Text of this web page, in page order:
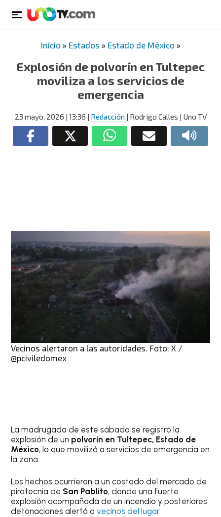
Inicio » Estados » Estado de México »
Explosión de polvorín en Tultepec
moviliza a los servicios de
emergencia
23 mayo, 2026 | 13:36 | Redacción | Rodrigo Calles | Uno TV
Vecinos alertaron a las autoridades. Foto: X /
@pciviledomex
La madrugada de este sábado se registró la
explosión de un polvorín en Tultepec, Estado de
México, lo que movilizó a servicios de emergencia en
la zona.
Los hechos ocurrieron a un costado del mercado de
pirotecnia de San Pablito, donde una fuerte
explosión acompañada de un incendio y posteriores
detonaciones alertó avecinos del lugar.